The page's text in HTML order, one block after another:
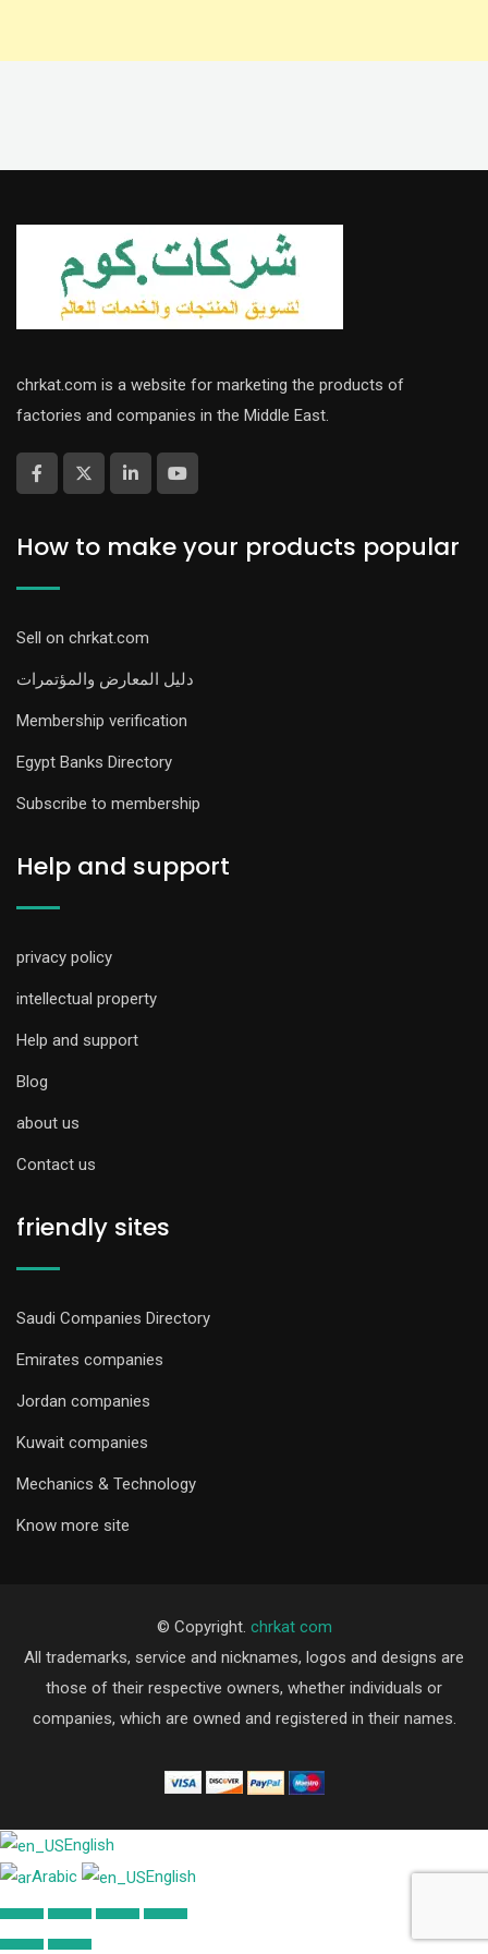
chrkat.com is a website for marketing the products of
factories and companies in the Middle East.
How to make your products popular
Sell on chrkat.com
دليل المعارض والمؤتمرات
Membership verification
Egypt Banks Directory
Subscribe to membership
Help and support
privacy policy
intellectual property
Help and support
Blog
about us
Contact us
friendly sites
Saudi Companies Directory
Emirates companies
Jordan companies
Kuwait companies
Mechanics & Technology
Know more site
© Copyright. chrkat com
All trademarks, service and nicknames, logos and designs are
those of their respective owners, whether individuals or
companies, which are owned and registered in their names.
English
Arabic
English